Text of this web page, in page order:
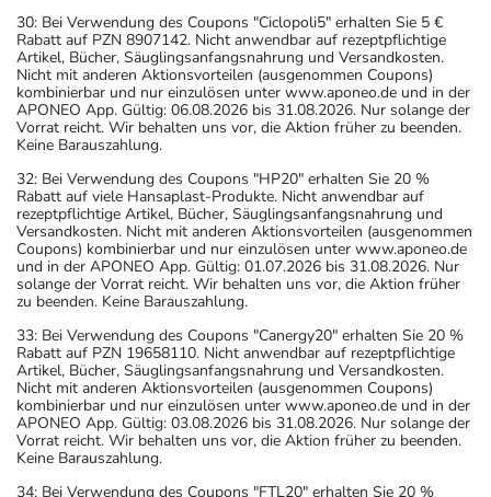
30: Bei Verwendung des Coupons "Ciclopoli5" erhalten Sie 5 €
Rabatt auf PZN 8907142. Nicht anwendbar auf rezeptpflichtige
Artikel, Bücher, Säuglingsanfangsnahrung und Versandkosten.
Nicht mit anderen Aktionsvorteilen (ausgenommen Coupons)
kombinierbar und nur einzulösen unter www.aponeo.de und in der
APONEO App. Gültig: 06.08.2026 bis 31.08.2026. Nur solange der
Vorrat reicht. Wir behalten uns vor, die Aktion früher zu beenden.
Keine Barauszahlung.
32: Bei Verwendung des Coupons "HP20" erhalten Sie 20 %
Rabatt auf viele Hansaplast-Produkte. Nicht anwendbar auf
rezeptpflichtige Artikel, Bücher, Säuglingsanfangsnahrung und
Versandkosten. Nicht mit anderen Aktionsvorteilen (ausgenommen
Coupons) kombinierbar und nur einzulösen unter www.aponeo.de
und in der APONEO App. Gültig: 01.07.2026 bis 31.08.2026. Nur
solange der Vorrat reicht. Wir behalten uns vor, die Aktion früher
zu beenden. Keine Barauszahlung.
33: Bei Verwendung des Coupons "Canergy20" erhalten Sie 20 %
Rabatt auf PZN 19658110. Nicht anwendbar auf rezeptpflichtige
Artikel, Bücher, Säuglingsanfangsnahrung und Versandkosten.
Nicht mit anderen Aktionsvorteilen (ausgenommen Coupons)
kombinierbar und nur einzulösen unter www.aponeo.de und in der
APONEO App. Gültig: 03.08.2026 bis 31.08.2026. Nur solange der
Vorrat reicht. Wir behalten uns vor, die Aktion früher zu beenden.
Keine Barauszahlung.
34: Bei Verwendung des Coupons "FTL20" erhalten Sie 20 %